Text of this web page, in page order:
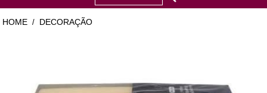
HOME / DECORAÇÃO